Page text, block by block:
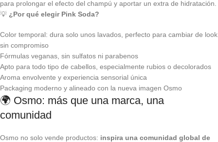
para prolongar el efecto del champú y aportar un extra de hidratación.
💡 ¿Por qué elegir Pink Soda?
Color temporal: dura solo unos lavados, perfecto para cambiar de look
sin compromiso
Fórmulas veganas, sin sulfatos ni parabenos
Apto para todo tipo de cabellos, especialmente rubios o decolorados
Aroma envolvente y experiencia sensorial única
Packaging moderno y alineado con la nueva imagen Osmo
🌍 Osmo: más que una marca, una
comunidad
Osmo no solo vende productos: inspira una comunidad global de